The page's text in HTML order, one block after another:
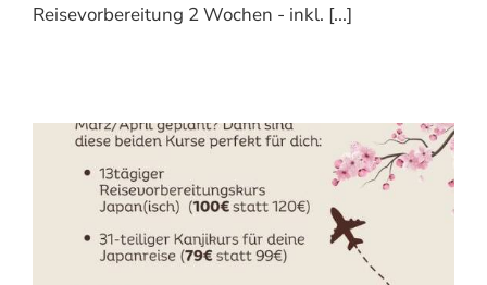
Reisevorbereitung 2 Wochen - inkl. [...]